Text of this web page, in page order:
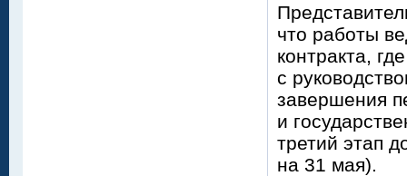
что работы
контракта,
с
завершения
и
третий этап
на 31 мая).